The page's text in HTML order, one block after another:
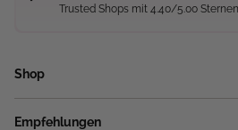
Trusted Shops mit 4.40/5.00 Sternen
Shop
Empfehlungen